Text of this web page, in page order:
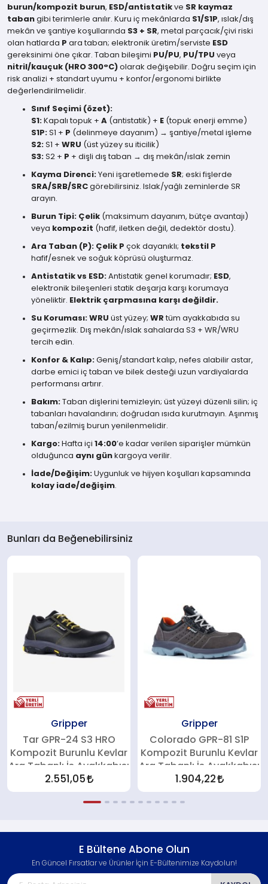
burun/kompozit burun, ESD/antistatik ve SR kaymaz
taban gibi terimlerle anılır. Kuru iç mekânlarda S1/S1P, ıslak/dış
mekân ve şantiye koşullarında S3 + SR, metal parçacık/çivi riski
olan hatlarda P ara taban; elektronik üretim/serviste ESD
gereksinimi öne çıkar. Taban bileşimi PU/PU, PU/TPU veya
nitril/kauçuk (HRO 300°C) olarak değişebilir. Doğru seçim için
risk analizi + standart uyumu + konfor/ergonomi birlikte
değerlendirilmelidir.
Sınıf Seçimi (özet):
S1: Kapalı topuk + A (antistatik) + E (topuk enerji emme)
S1P: S1 + P (delinmeye dayanım) → şantiye/metal işleme
S2: S1 + WRU (üst yüzey su iticilik)
S3: S2 + P + dişli dış taban → dış mekân/ıslak zemin
Kayma Direnci: Yeni işaretlemede SR; eski fişlerde
SRA/SRB/SRC görebilirsiniz. Islak/yağlı zeminlerde SR
arayın.
Burun Tipi: Çelik (maksimum dayanım, bütçe avantajı)
veya kompozit (hafif, iletken değil, dedektör dostu).
Ara Taban (P): Çelik P çok dayanıklı; tekstil P
hafif/esnek ve soğuk köprüsü oluşturmaz.
Antistatik vs ESD: Antistatik genel korumadır; ESD,
elektronik bileşenleri statik deşarja karşı korumaya
yöneliktir. Elektrik çarpmasına karşı değildir.
Su Koruması: WRU üst yüzey; WR tüm ayakkabıda su
geçirmezlik. Dış mekân/ıslak sahalarda S3 + WR/WRU
tercih edin.
Konfor & Kalıp: Geniş/standart kalıp, nefes alabilir astar,
darbe emici iç taban ve bilek desteği uzun vardiyalarda
performansı artırır.
Bakım: Taban dişlerini temizleyin; üst yüzeyi düzenli silin; iç
tabanları havalandırın; doğrudan ısıda kurutmayın. Aşınmış
taban/ezilmiş burun yenilenmelidir.
Kargo: Hafta içi 14:00’e kadar verilen siparişler mümkün
olduğunca aynı gün kargoya verilir.
İade/Değişim: Uygunluk ve hijyen koşulları kapsamında
kolay iade/değişim
Bunları da Beğenebilirsiniz
Gripper
Tar GPR-24 S3 HRO
Kompozit Burunlu Kevlar
Ara Tabanlı İş Ayakkabısı
2.551,05
Gripper
Colorado GPR-81 S1P
Kompozit Burunlu Kevlar
Ara Tabanlı İş Ayakkabısı
1.904,22
E Bültene Abone Olun
En Güncel Fırsatlar ve Ürünler İçin E-Bültenimize Kaydolun!